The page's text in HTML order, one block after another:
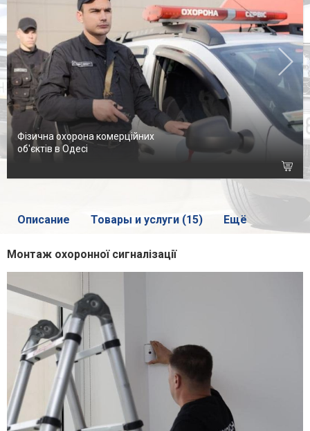
Фізична охорона комерційних
об'єктів в Одесі
Описание Товары и услуги (15) Ещё
Монтаж охоронної сигналізації